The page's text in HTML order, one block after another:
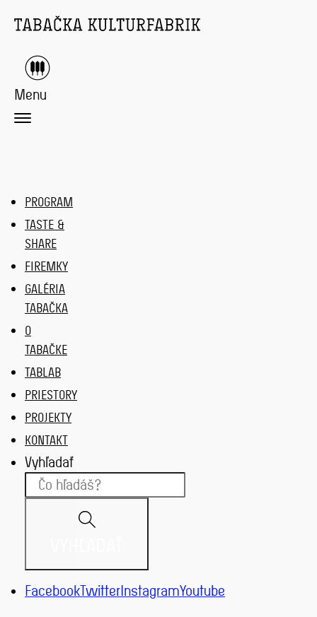
Menu
PROGRAM
TASTE &
SHARE
FIREMKY
GALÉRIA
TABAČKA
O
TABAČKE
TABLAB
PRIESTORY
PROJEKTY
KONTAKT
Vyhľadať
FacebookTwitterInstagramYoutube